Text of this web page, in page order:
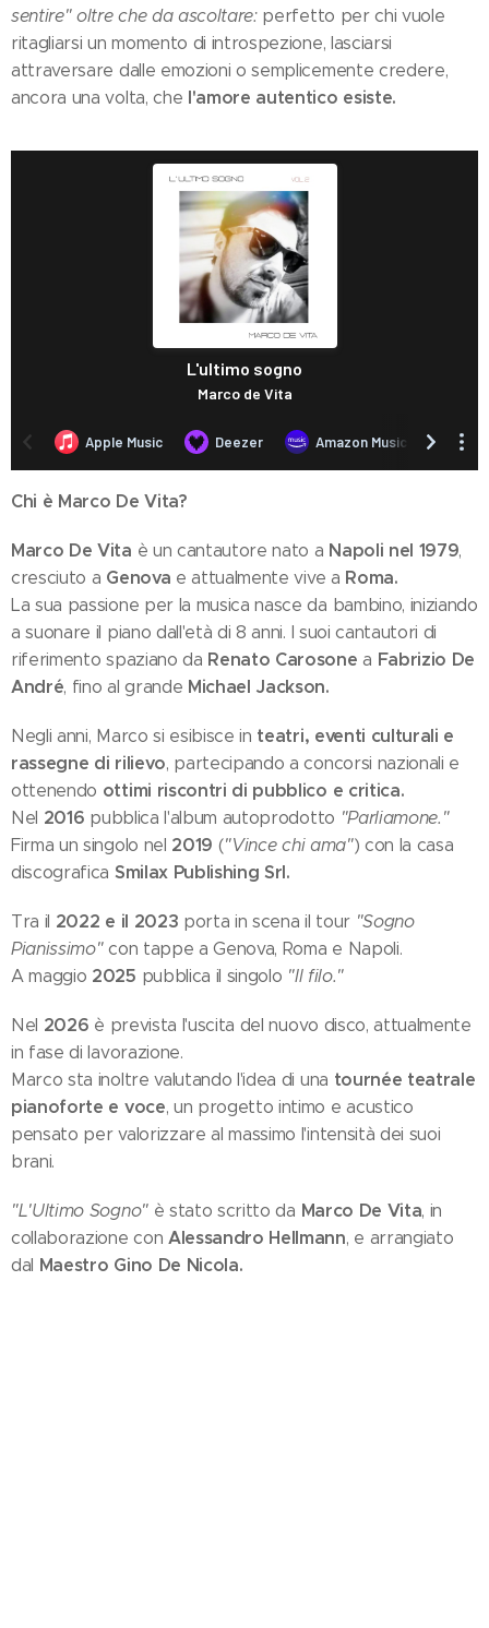
sentire" oltre che da ascoltare:perfetto per chi vuole
ritagliarsi un momento di introspezione, lasciarsi
attraversare dalle emozioni o semplicemente credere,
ancora una volta, che l'amore autentico esiste.
Chi è Marco De Vita?
Marco De Vita è un cantautore nato a Napoli nel 1979,
cresciuto a Genova e attualmente vive a Roma.
La sua passione per la musica nasce da bambino, iniziando
a suonare il piano dall'età di 8 anni. I suoi cantautori di
riferimento spaziano da Renato Carosone a Fabrizio De
André, fino al grande Michael Jackson.
Negli anni, Marco si esibisce in teatri, eventi culturali e
rassegne di rilievo, partecipando a concorsi nazionali e
ottenendo ottimi riscontri di pubblico e critica.
Nel 2016 pubblica l'album autoprodotto "Parliamone."
Firma un singolo nel 2019 ("Vince chi ama") con la casa
discografica Smilax Publishing Srl.
Tra il 2022 e il 2023 porta in scena il tour "Sogno
Pianissimo"con tappe a Genova, Roma e Napoli.
A maggio 2025 pubblica il singolo "Il filo."
Nel 2026 è prevista l'uscita del nuovo disco, attualmente
in fase di lavorazione.
Marco sta inoltre valutando l'idea di una tournée teatrale
pianoforte e voce, un progetto intimo e acustico
pensato per valorizzare al massimo l'intensità dei suoi
brani.
"L'Ultimo Sogno"è stato scritto da Marco De Vita, in
collaborazione con Alessandro Hellmann, e arrangiato
dal Maestro Gino De Nicola.